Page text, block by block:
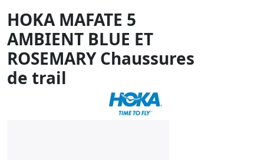
HOKA MAFATE 5
AMBIENT BLUE ET
ROSEMARY Chaussures
de trail